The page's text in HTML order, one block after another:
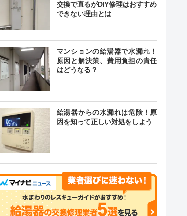
交換で直るがDIY修理はおすすめ
できない理由とは
マンションの給湯器で水漏れ！
原因と解決策、費用負担の責任
はどうなる？
給湯器からの水漏れは危険！原
因を知って正しい対処をしよう